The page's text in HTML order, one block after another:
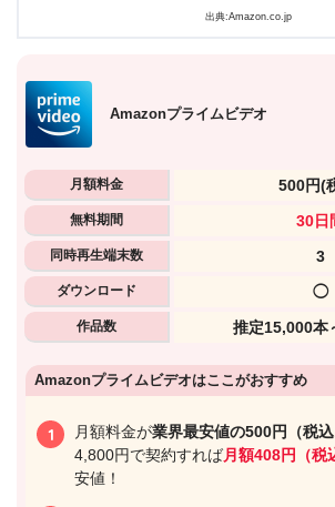
出典:Amazon.co.jp
Amazonプライムビデオ
月額料金 500円(
無料期間 30日
同時再生端末数 3
ダウンロード ◯
作品数 推定15,000本
Amazonプライムビデオはここがおすすめ
月額料金が業界最安値の500円（税込
4,800円で契約すれば月額408円（税
安値！